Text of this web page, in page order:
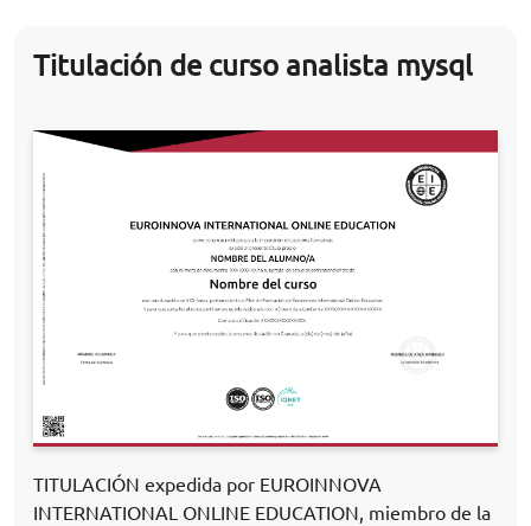
Titulación de curso analista mysql
TITULACIÓN expedida por EUROINNOVA
INTERNATIONAL ONLINE EDUCATION, miembro de la